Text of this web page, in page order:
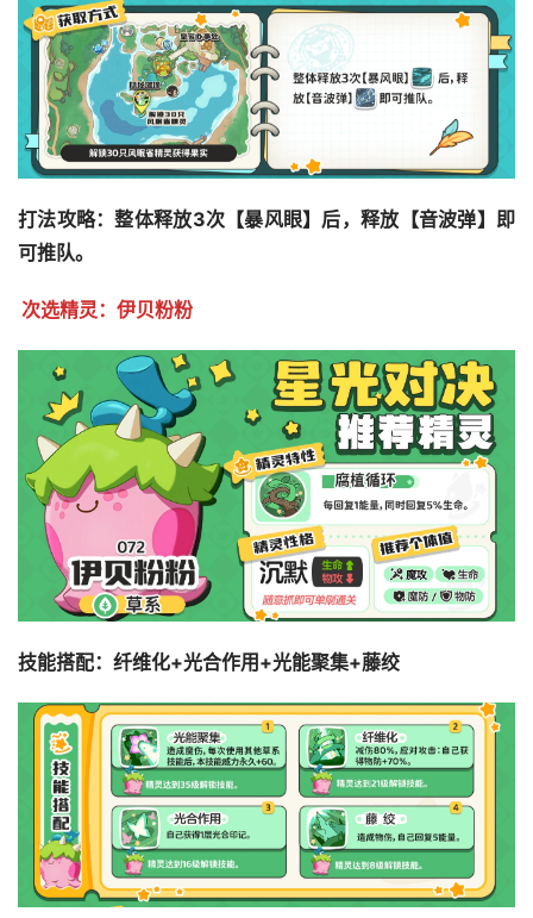
打法攻略：整体释放3次【暴风眼】后，释放【音波弹】即
可推队。
次选精灵：伊贝粉粉
技能搭配：纤维化+光合作用+光能聚集+藤绞